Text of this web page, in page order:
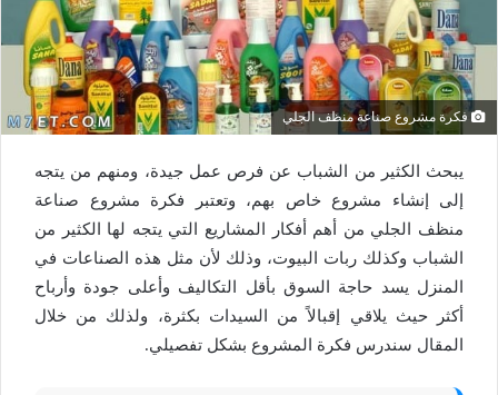
فكرة مشروع صناعة منظف الجلي
يبحث الكثير من الشباب عن فرص عمل جيدة، ومنهم من يتجه
إلى إنشاء مشروع خاص بهم، وتعتبر فكرة مشروع صناعة
منظف الجلي من أهم أفكار المشاريع التي يتجه لها الكثير من
الشباب وكذلك ربات البيوت، وذلك لأن مثل هذه الصناعات في
المنزل يسد حاجة السوق بأقل التكاليف وأعلى جودة وأرباح
أكثر حيث يلاقي إقبالاً من السيدات بكثرة، ولذلك من خلال
المقال سندرس فكرة المشروع بشكل تفصيلي.